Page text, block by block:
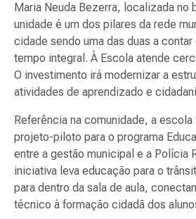
Maria Neuda Bezerra, localizada no
unidade é um dos pilares da rede
cidade sendo uma das duas a
tempo integral. À Escola atende
O investimento irá modernizar a
atividades de aprendizado e
Referência na comunidade, a
projeto-piloto para o programa
entre a gestão municipal e a Polícia
iniciativa leva educação para o
para dentro da sala de aula,
técnico à formação cidadã dos